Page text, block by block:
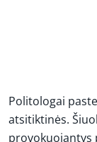
Politologai
atsitiktinės.
provokuojantys